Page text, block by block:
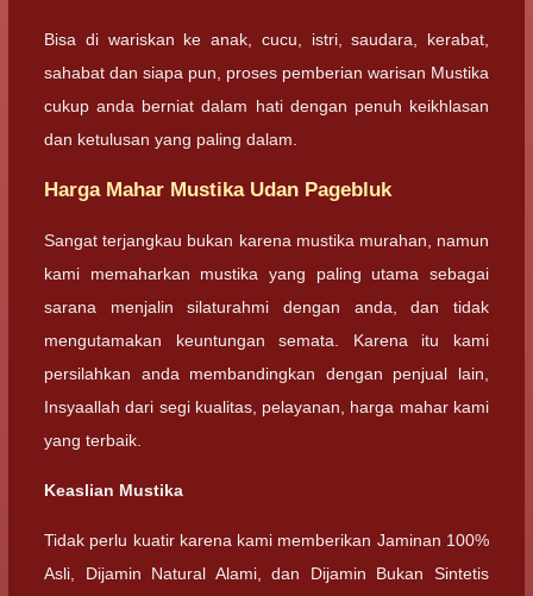
Bisa di wariskan ke anak, cucu, istri, saudara, kerabat,
sahabat dan siapa pun, proses pemberian warisan Mustika
cukup anda berniat dalam hati dengan penuh keikhlasan
dan ketulusan yang paling dalam.
Harga Mahar Mustika Udan Pagebluk
Sangat terjangkau bukan karena mustika murahan, namun
kami memaharkan mustika yang paling utama sebagai
sarana menjalin silaturahmi dengan anda, dan tidak
mengutamakan keuntungan semata. Karena itu kami
persilahkan anda membandingkan dengan penjual lain,
Insyaallah dari segi kualitas, pelayanan, harga mahar kami
yang terbaik.
Keaslian Mustika
Tidak perlu kuatir karena kami memberikan Jaminan 100%
Asli, Dijamin Natural Alami, dan Dijamin Bukan Sintetis